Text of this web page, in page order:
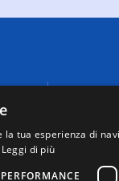
del
A causa di
tutte le
Questo sito
tramite i link
tua esperienza di
Leggi di più
PERFORMANCE